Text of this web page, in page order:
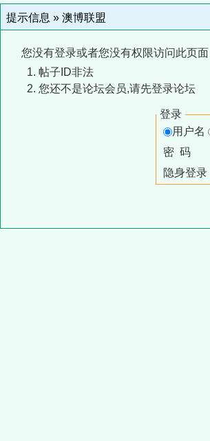
提示信息 » 澳博联盟
您没有登录或者您没有权限访问此页
帖子ID非法
您还不是论坛会员,请先登录论坛
登录
用户名
密 码
隐身登录